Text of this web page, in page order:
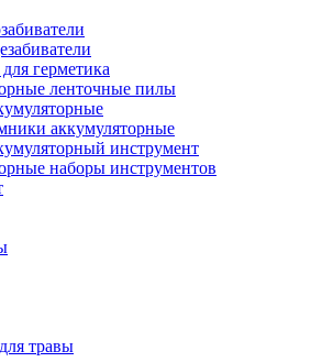
герметика
ленточные пилы
аккумуляторные
инструмент
наборы инструментов
травы